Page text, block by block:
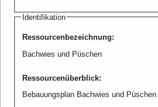
Identifikation
Ressourcenbezeichnung:
Bachwies und Püschen
Ressourcenüberblick:
Bebauungsplan Bachwies und